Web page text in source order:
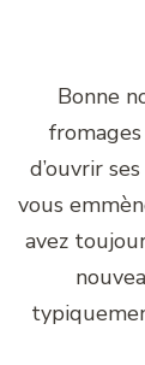
Bonne
d’ouvrir
vous
avez